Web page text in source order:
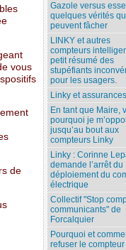
vous
de
Gazole versus
quelques vérités
peuvent fâcher
LINKY et autres
compteurs
petit résumé des
stupéfiants
pour les usagers.
Linky et assurances
En tant que Maire,
pourquoi je
jusqu’au bout aux
compteurs Linky
Linky : Corinne
demande l’arrêt du
déploiement du
électrique
Collectif "Stop
communicants" de
Forcalquier
Pourquoi et
refuser le compteur